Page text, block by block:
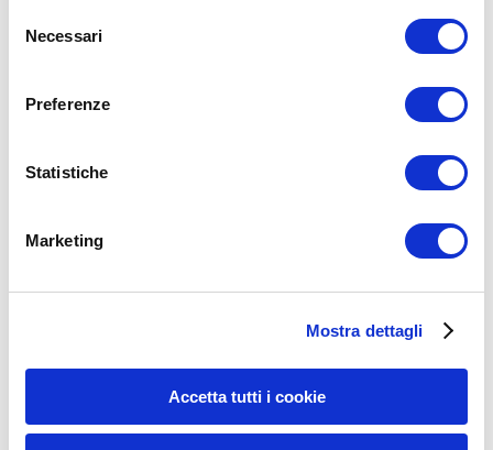
delNecessari
Preferenze
Statistiche
Marketing
Mostra dettagli
Accetta tutti i cookie
35workout(10)
Allenamenti con elastici(26)
Allenamenti in Diretta(30)
Allenamento aerobico(16)